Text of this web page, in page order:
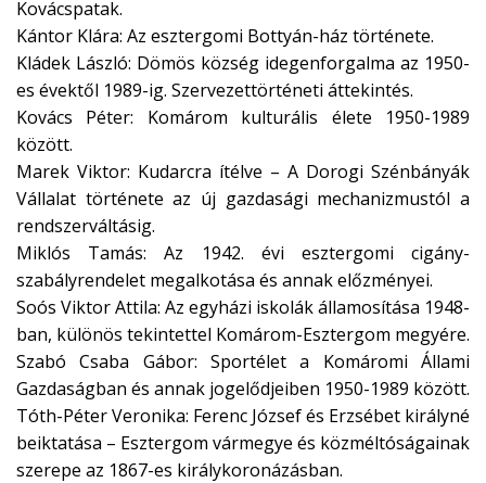
Kovácspatak.
Kántor Klára: Az esztergomi Bottyán-ház története.
Kládek László: Dömös község idegenforgalma az 1950-
es évektől 1989-ig. Szervezettörténeti áttekintés.
Kovács Péter: Komárom kulturális élete 1950-1989
között.
Marek Viktor: Kudarcra ítélve – A Dorogi Szénbányák
Vállalat története az új gazdasági mechanizmustól a
rendszerváltásig.
Miklós Tamás: Az 1942. évi esztergomi cigány-
szabályrendelet megalkotása és annak előzményei.
Soós Viktor Attila: Az egyházi iskolák államosítása 1948-
ban, különös tekintettel Komárom-Esztergom megyére.
Szabó Csaba Gábor: Sportélet a Komáromi Állami
Gazdaságban és annak jogelődjeiben 1950-1989 között.
Tóth-Péter Veronika: Ferenc József és Erzsébet királyné
beiktatása – Esztergom vármegye és közméltóságainak
szerepe az 1867-es királykoronázásban.